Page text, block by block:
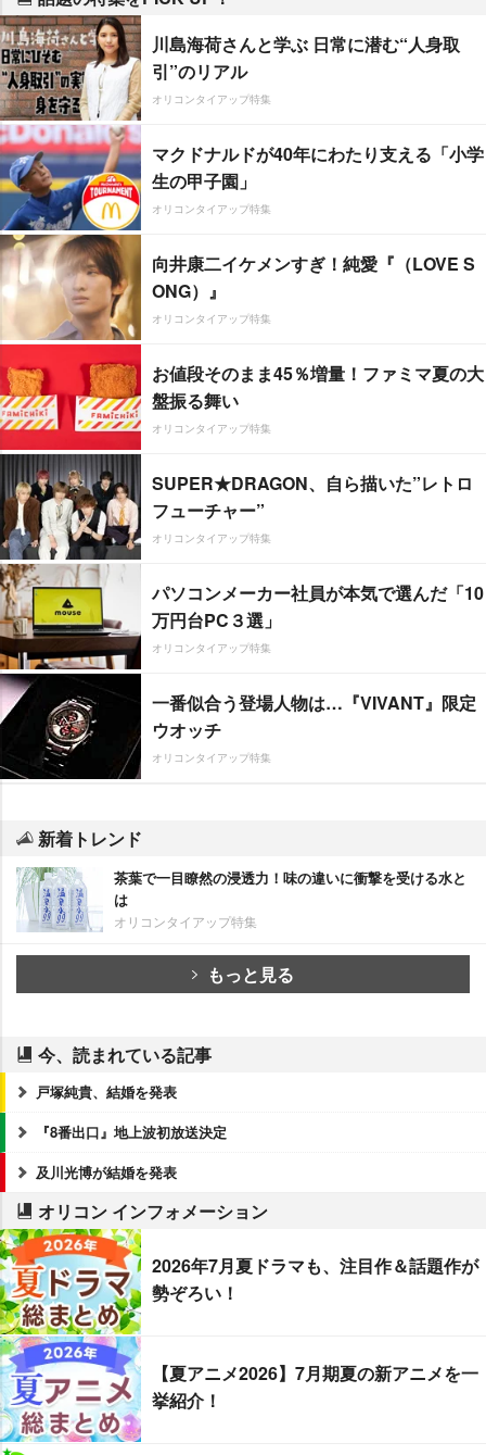
川島海荷さんと学ぶ 日常に潜む“人身取
引”のリアル
オリコンタイアップ特集
マクドナルドが40年にわたり支える「小学
生の甲子園」
オリコンタイアップ特集
向井康二イケメンすぎ！純愛『（LOVE S
ONG）』
オリコンタイアップ特集
お値段そのまま45％増量！ファミマ夏の大
盤振る舞い
オリコンタイアップ特集
SUPER★DRAGON、自ら描いた”レトロ
フューチャー”
オリコンタイアップ特集
パソコンメーカー社員が本気で選んだ「10
万円台PC３選」
オリコンタイアップ特集
一番似合う登場人物は…『VIVANT』限定
ウオッチ
オリコンタイアップ特集
新着トレンド
茶葉で一目瞭然の浸透力！味の違いに衝撃を受ける水と
は
オリコンタイアップ特集
もっと見る
今、読まれている記事
戸塚純貴、結婚を発表
『8番出口』地上波初放送決定
及川光博が結婚を発表
オリコン インフォメーション
2026年7月夏ドラマも、注目作＆話題作が
勢ぞろい！
【夏アニメ2026】7月期夏の新アニメを一
挙紹介！